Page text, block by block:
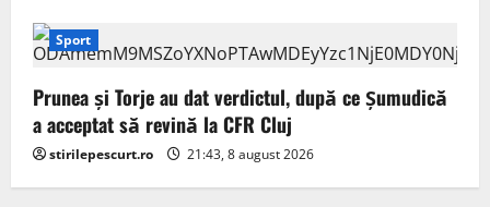
Sport
Prunea și Torje au dat verdictul, după ce Șumudică
a acceptat să revină la CFR Cluj
stirilepescurt.ro 21:43, 8 august 2026